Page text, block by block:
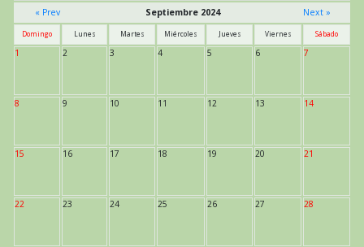
« Prev
Septiembre 2024 Next »
Domingo Lunes Martes Miércoles Jueves Viernes Sábado
1 2 3 4 5 6 7
8 9 10 11 12 13 14
15 16 17 18 19 20 21
22 23 24 25 26 27 28